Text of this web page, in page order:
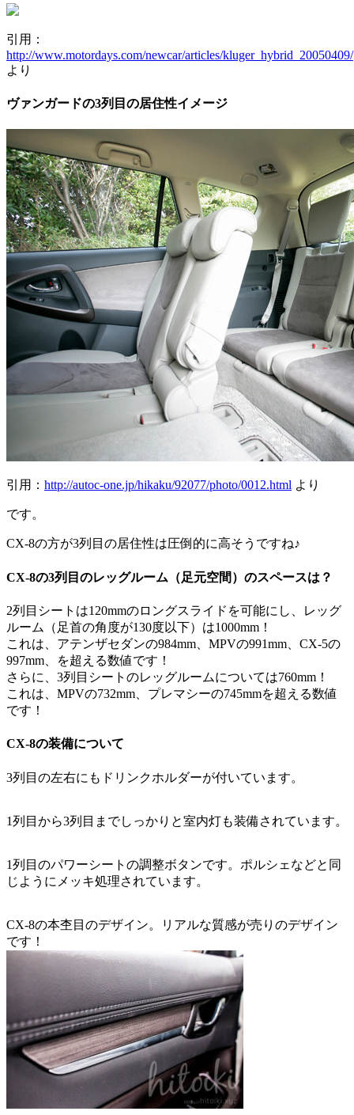
引用：
http://www.motordays.com/newcar/articles/kluger_hybrid_20050409/
より
ヴァンガードの3列目の居住性イメージ
引用： http://autoc-one.jp/hikaku/92077/photo/0012.html より
です。
CX-8の方が3列目の居住性は圧倒的に高そうですね♪
CX-8の3列目のレッグルーム（足元空間）のスペースは？
2列目シートは120mmのロングスライドを可能にし、レッグ
ルーム（足首の角度が130度以下）は1000mm！
これは、アテンザセダンの984mm、MPVの991mm、CX-5の
997mm、を超える数値です！
さらに、3列目シートのレッグルームについては760mm！
これは、MPVの732mm、プレマシーの745mmを超える数値
です！
CX-8の装備について
3列目の左右にもドリンクホルダーが付いています。
1列目から3列目までしっかりと室内灯も装備されています。
1列目のパワーシートの調整ボタンです。ポルシェなどと同
じようにメッキ処理されています。
CX-8の本杢目のデザイン。リアルな質感が売りのデザイン
です！